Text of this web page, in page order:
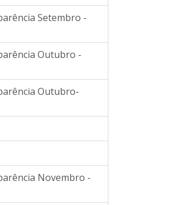
Setembro -
Outubro -
Outubro-
Novembro -